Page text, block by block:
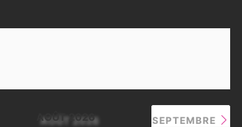
AOÛT 2026 SEPTEMBRE